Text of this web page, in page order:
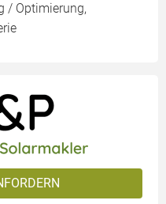
/ Optimierung,